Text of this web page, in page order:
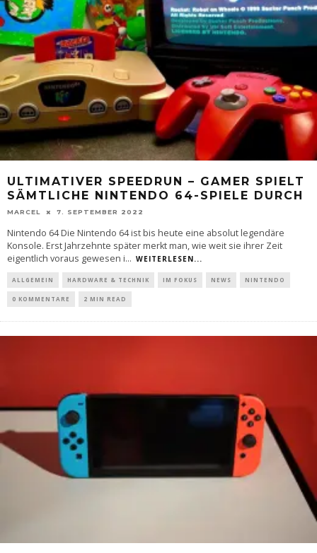
ULTIMATIVER SPEEDRUN – GAMER SPIELT
SÄMTLICHE NINTENDO 64-SPIELE DURCH
MARCEL 7. SEPTEMBER 2022
Nintendo 64 Die Nintendo 64 ist bis heute eine absolut legendäre
Konsole. Erst Jahrzehnte später merkt man, wie weit sie ihrer Zeit
eigentlich voraus gewesen i... WEITERLESEN...
ALLGEMEIN HARDWARE & TECHNIK IM FOKUS NEWS NINTENDO
0 KOMMENTARE 2 MIN READ